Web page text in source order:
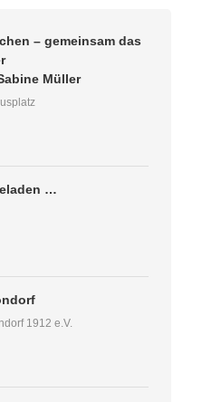
– gemeinsam das
Müller
…
1912 e.V.